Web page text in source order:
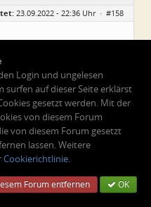
23.09.2022 - 22:36 Uhr · #158
immer noch ne
4 kV!
AC, wenn Du die
am N-Anschluss
Login und ungelesen
auf dieser Seite erklärst
gesetzt werden. Mit der
von diesem Forum
von diesem Forum gesetzt
lassen. Weitere
Cookierichtlinie.
Forum entfernen OK